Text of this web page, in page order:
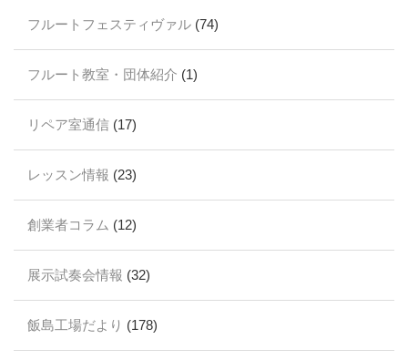
フルートフェスティヴァル (74)
フルート教室・団体紹介 (1)
リペア室通信 (17)
レッスン情報 (23)
創業者コラム (12)
展示試奏会情報 (32)
飯島工場だより (178)